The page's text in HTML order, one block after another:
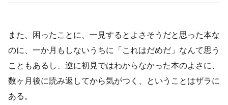
また、困ったことに、一見するとよさそうだと思った本な
のに、一か月もしないうちに「これはだめだ」なんて思う
こともあるし、逆に初見ではわからなかった本のよさに、
数ヶ月後に読み返してから気がつく、ということはザラに
ある。